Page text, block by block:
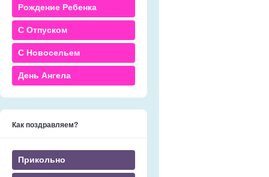
Рождение Ребенка
С Отпуском
С Новосельем
День Ангела
Как поздравляем?
Прикольно